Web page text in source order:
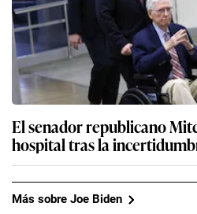
El senador republicano
hospital tras la
Más sobre Joe Biden